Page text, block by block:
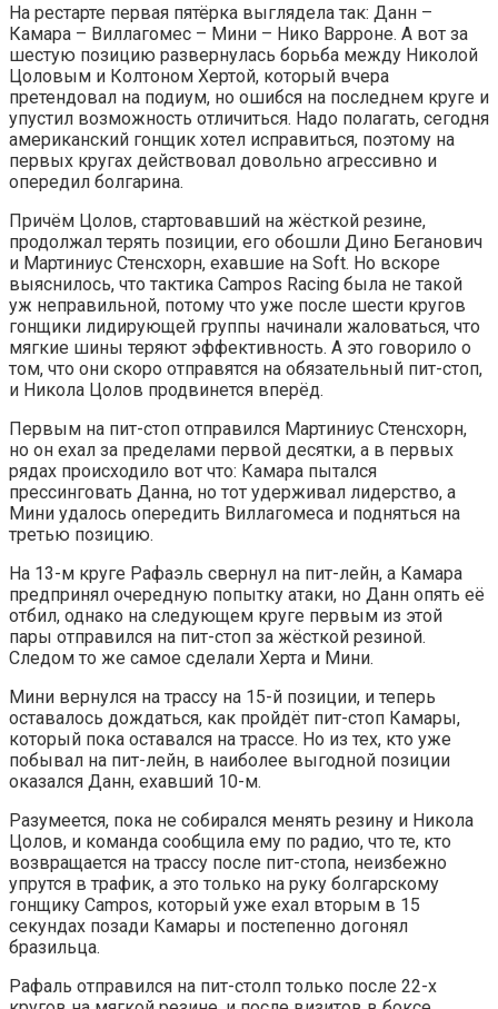
На рестарте первая пятёрка выглядела так: Данн –
Камара – Виллагомес – Мини – Нико Варроне. А вот за
шестую позицию развернулась борьба между Николой
Цоловым и Колтоном Хертой, который вчера
претендовал на подиум, но ошибся на последнем круге и
упустил возможность отличиться. Надо полагать, сегодня
американский гонщик хотел исправиться, поэтому на
первых кругах действовал довольно агрессивно и
опередил болгарина.
Причём Цолов, стартовавший на жёсткой резине,
продолжал терять позиции, его обошли Дино Беганович
и Мартиниус Стенсхорн, ехавшие на Soft. Но вскоре
выяснилось, что тактика Campos Racing была не такой
уж неправильной, потому что уже после шести кругов
гонщики лидирующей группы начинали жаловаться, что
мягкие шины теряют эффективность. А это говорило о
том, что они скоро отправятся на обязательный пит-стоп,
и Никола Цолов продвинется вперёд.
Первым на пит-стоп отправился Мартиниус Стенсхорн,
но он ехал за пределами первой десятки, а в первых
рядах происходило вот что: Камара пытался
прессинговать Данна, но тот удерживал лидерство, а
Мини удалось опередить Виллагомеса и подняться на
третью позицию.
На 13-м круге Рафаэль свернул на пит-лейн, а Камара
предпринял очередную попытку атаки, но Данн опять её
отбил, однако на следующем круге первым из этой
пары отправился на пит-стоп за жёсткой резиной.
Следом то же самое сделали Херта и Мини.
Мини вернулся на трассу на 15-й позиции, и теперь
оставалось дождаться, как пройдёт пит-стоп Камары,
который пока оставался на трассе. Но из тех, кто уже
побывал на пит-лейн, в наиболее выгодной позиции
оказался Данн, ехавший 10-м.
Разумеется, пока не собирался менять резину и Никола
Цолов, и команда сообщила ему по радио, что те, кто
возвращается на трассу после пит-стопа, неизбежно
упрутся в трафик, а это только на руку болгарскому
гонщику Campos, который уже ехал вторым в 15
секундах позади Камары и постепенно догонял
бразильца.
Рафаль отправился на пит-столп только после 22-х